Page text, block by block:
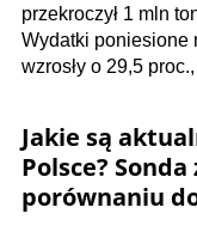
przekroczył 1 mln
Wydatki poniesione
wzrosły o 29,5
Jakie są
Polsce?
porównaniu